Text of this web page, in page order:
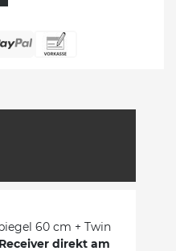
60 cm + Twin
direkt am